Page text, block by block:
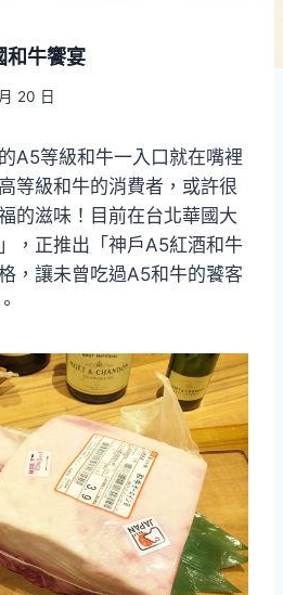
和牛饗宴
20 日
A5等級和牛一入口就在嘴裡
等級和牛的消費者，或許很
的滋味！目前在台北華國大
，正推出「神戶A5紅酒和牛
，讓未曾吃過A5和牛的饕客